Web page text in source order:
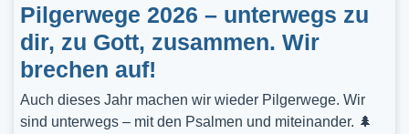
Pilgerwege 2026 – unterwegs zu
dir, zu Gott, zusammen. Wir
brechen auf!
Auch dieses Jahr machen wir wieder Pilgerwege. Wir
sind unterwegs – mit den Psalmen und miteinander. 🌲